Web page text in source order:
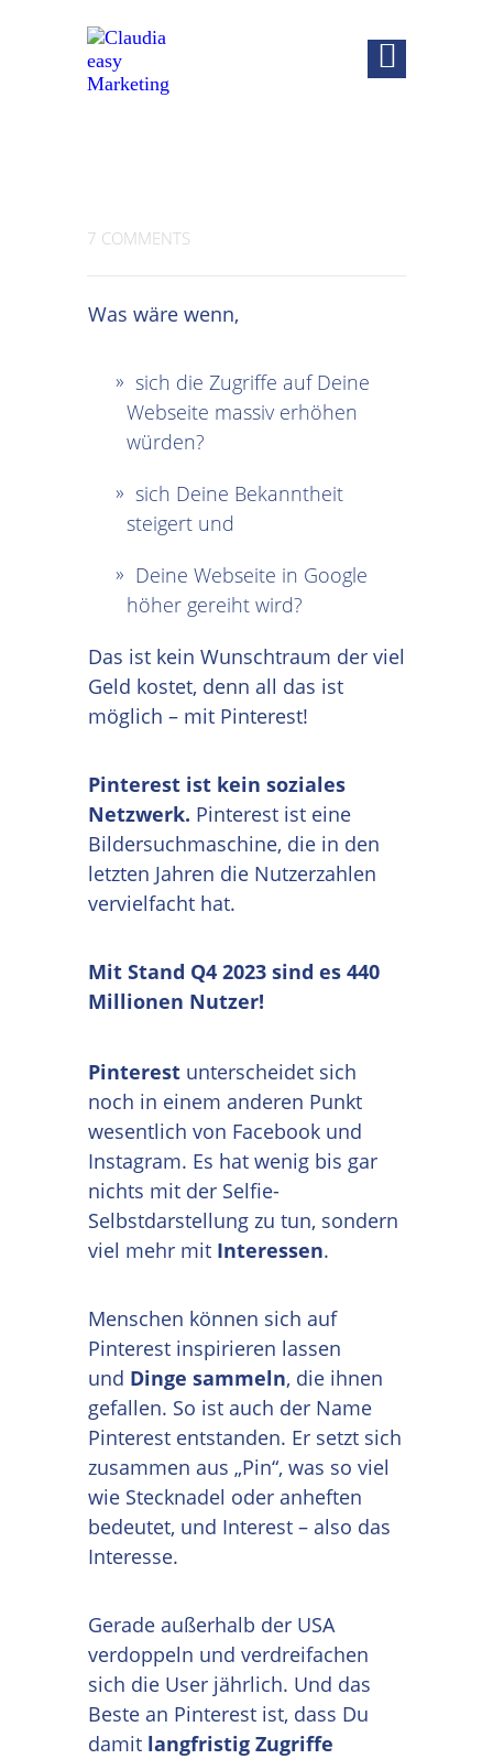
7 COMMENTS
Was wäre wenn,
sich die Zugriffe auf Deine
Webseite massiv erhöhen
würden?
sich Deine Bekanntheit
steigert und
Deine Webseite in Google
höher gereiht wird?
Das ist kein Wunschtraum der viel
Geld kostet, denn all das ist
möglich – mit Pinterest!
Pinterest ist kein soziales
Netzwerk. Pinterest ist eine
Bildersuchmaschine, die in den
letzten Jahren die Nutzerzahlen
vervielfacht hat.
Mit Stand Q4 2023 sind es 440
Millionen Nutzer!
Pinterest unterscheidet sich
noch in einem anderen Punkt
wesentlich von Facebook und
Instagram. Es hat wenig bis gar
nichts mit der Selfie-
Selbstdarstellung zu tun, sondern
viel mehr mit Interessen.
Menschen können sich auf
Pinterest inspirieren lassen
und Dinge sammeln, die ihnen
gefallen. So ist auch der Name
Pinterest entstanden. Er setzt sich
zusammen aus „Pin“, was so viel
wie Stecknadel oder anheften
bedeutet, und Interest – also das
Interesse.
Gerade außerhalb der USA
verdoppeln und verdreifachen
sich die User jährlich. Und das
Beste an Pinterest ist, dass Du
damit langfristig Zugriffe